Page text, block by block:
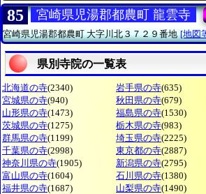
85 宮崎県児湯郡都農町 龍雲寺
宮崎県児湯郡都農町大字川北３７２９番地 [地図
県別寺院の一覧表
北海道の寺(2340) 岩手県の寺(635)
宮城県の寺(940) 秋田県の寺(679)
山形県の寺(1473) 福島県の寺(1530)
茨城県の寺(1275) 栃木県の寺(983)
群馬県の寺(1199) 埼玉県の寺(2225)
千葉県の寺(2998) 東京都の寺(2887)
神奈川県の寺(1905) 新潟県の寺(2795)
富山県の寺(1604) 石川県の寺(1380)
福井県の寺(1687) 山梨県の寺(1490)